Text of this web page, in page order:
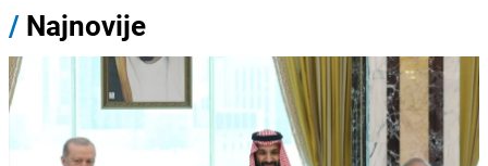
/ Najnovije